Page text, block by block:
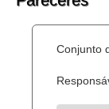
Dados
Processo
Conjunto